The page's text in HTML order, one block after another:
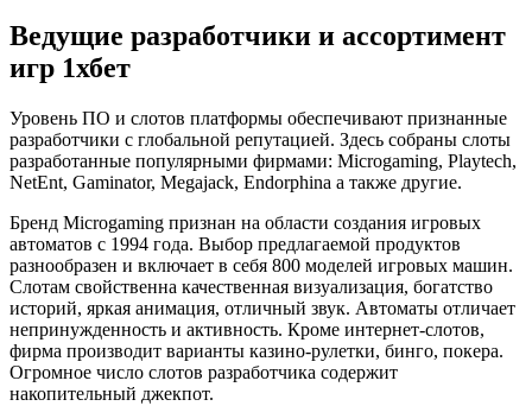
Ведущие разработчики и ассортимент
игр 1хбет
Уровень ПО и слотов платформы обеспечивают признанные
разработчики с глобальной репутацией. Здесь собраны слоты
разработанные популярными фирмами: Microgaming, Playtech,
NetEnt, Gaminator, Megajack, Endorphina а также другие.
Бренд Microgaming признан на области создания игровых
автоматов с 1994 года. Выбор предлагаемой продуктов
разнообразен и включает в себя 800 моделей игровых машин.
Слотам свойственна качественная визуализация, богатство
историй, яркая анимация, отличный звук. Автоматы отличает
непринужденность и активность. Кроме интернет-слотов,
фирма производит варианты казино-рулетки, бингo, покера.
Огромное число слотов разработчика содержит
накопительный джекпот.